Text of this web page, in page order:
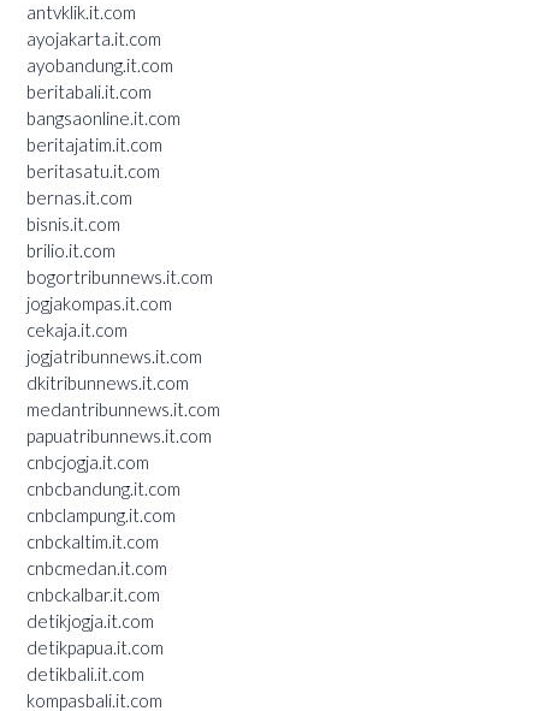
antvklik.it.com
ayojakarta.it.com
ayobandung.it.com
beritabali.it.com
bangsaonline.it.com
beritajatim.it.com
beritasatu.it.com
bernas.it.com
bisnis.it.com
brilio.it.com
bogortribunnews.it.com
jogjakompas.it.com
cekaja.it.com
jogjatribunnews.it.com
dkitribunnews.it.com
medantribunnews.it.com
papuatribunnews.it.com
cnbcjogja.it.com
cnbcbandung.it.com
cnbclampung.it.com
cnbckaltim.it.com
cnbcmedan.it.com
cnbckalbar.it.com
detikjogja.it.com
detikpapua.it.com
detikbali.it.com
kompasbali.it.com